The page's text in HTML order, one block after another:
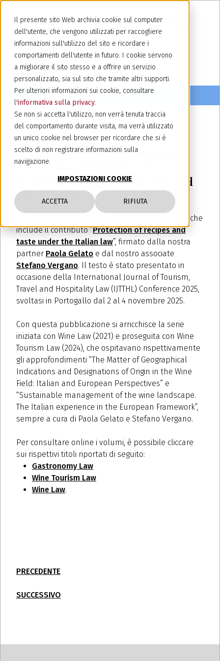
Il presente sito Web archivia cookie sul computer
dell'utente, che vengono utilizzati per raccogliere
informazioni sull'utilizzo del sito e ricordare i
comportamenti dell'utente in futuro. I cookie servono
a migliorare il sito stesso e a offrire un servizio
personalizzato, sia sul sito che tramite altri supporti.
Per ulteriori informazioni sui cookie, consultare
l'informativa sulla privacy.
Se non si accetta l'utilizzo, non verrà tenuta traccia
del comportamento durante visita, ma verrà utilizzato
un unico cookie nel browser per ricordare che si è
scelto di non registrare informazioni sulla
navigazione.
IMPOSTAZIONI COOKIE
ACCETTA RIFIUTA
19 novembre 2025
Online il volume "Gastronomy
Law" edito da ESHTE – Estoril
Higher Institute for Tourism and
Hotel Studies
È disponibile online il volume "Gastronomy Law", che
include il contributo “Protection of recipes and
taste under the Italian law”, firmato dalla nostra
partner Paola Gelato e dal nostro associate
Stefano Vergano. Il testo è stato presentato in
occasione della International Journal of Tourism,
Travel and Hospitality Law (IJTTHL) Conference 2025,
svoltasi in Portogallo dal 2 al 4 novembre 2025.
Con questa pubblicazione si arricchisce la serie
iniziata con Wine Law (2021) e proseguita con Wine
Tourism Law (2024), che ospitavano rispettivamente
gli approfondimenti “The Matter of Geographical
Indications and Designations of Origin in the Wine
Field: Italian and European Perspectives” e
“Sustainable management of the wine landscape.
The Italian experience in the European Framework”,
sempre a cura di Paola Gelato e Stefano Vergano.
Per consultare online i volumi, è possibile cliccare
sui rispettivi titoli riportati di seguito:
Gastronomy Law
Wine Tourism Law
Wine Law.
PRECEDENTE
SUCCESSIVO